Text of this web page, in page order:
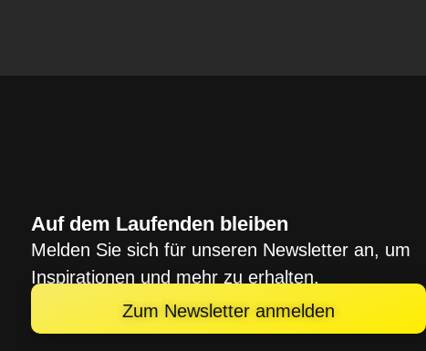
Auf dem Laufenden bleiben
Melden Sie sich für unseren Newsletter an, um
Inspirationen und mehr zu erhalten.
Zum Newsletter anmelden